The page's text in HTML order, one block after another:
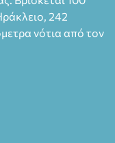
242
νότια από τον